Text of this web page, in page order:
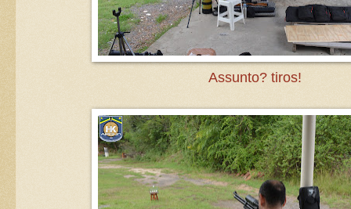
Assunto? tiros!